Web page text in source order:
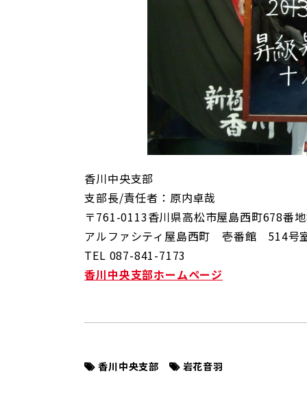
香川中央支部
支部長/責任者：原内卓哉
〒761-0113香川県高松市屋島西町678番
アルファシティ屋島西町 壱番館 514号
TEL 087-841-7173
香川中央支部ホームページ
香川中央支部 岩花音羽